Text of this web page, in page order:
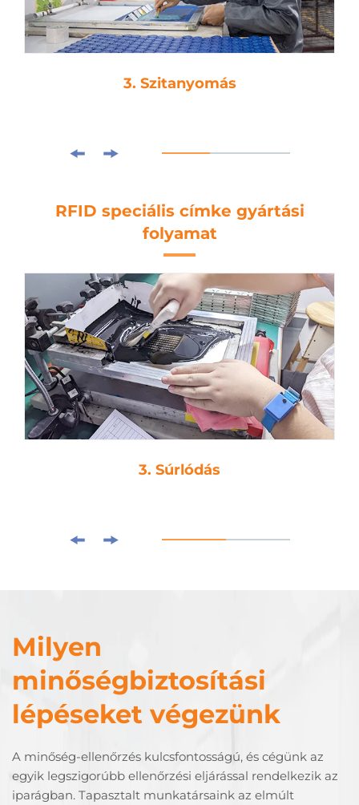
3. Szitanyomás
RFID speciális címke gyártási
folyamat
3. Súrlódás
Milyen
minőségbiztosítási
lépéseket végezünk
A minőség-ellenőrzés kulcsfontosságú, és cégünk az
egyik legszigorúbb ellenőrzési eljárással rendelkezik az
iparágban. Tapasztalt munkatársaink az elmúlt